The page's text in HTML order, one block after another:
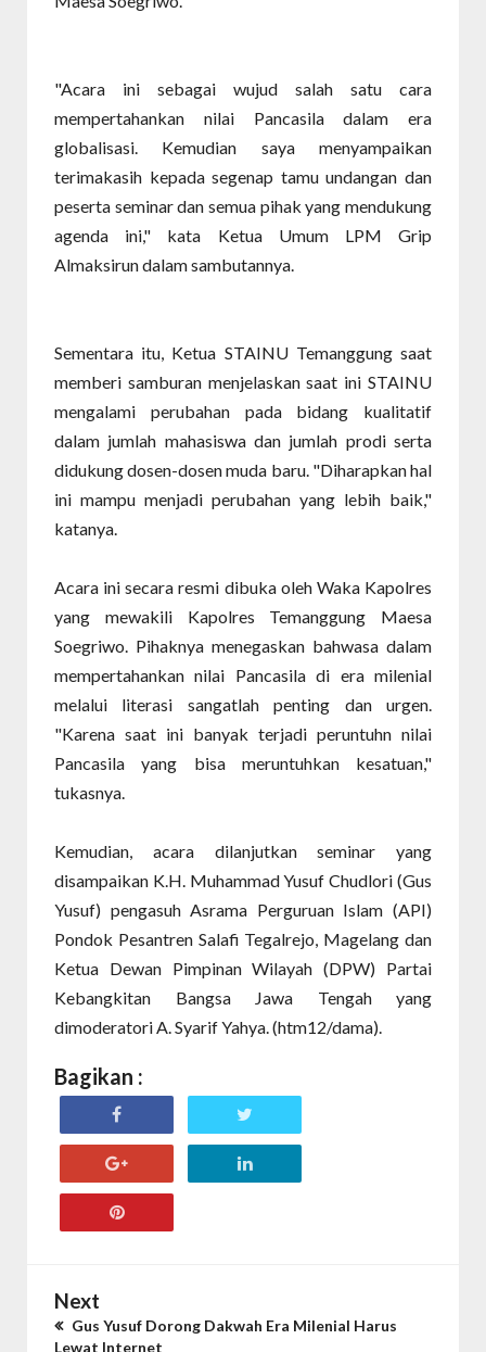
"Acara ini sebagai wujud salah satu cara
mempertahankan nilai Pancasila dalam era
globalisasi. Kemudian saya menyampaikan
terimakasih kepada segenap tamu undangan dan
peserta seminar dan semua pihak yang mendukung
agenda ini," kata Ketua Umum LPM Grip
Almaksirun dalam sambutannya.
Sementara itu, Ketua STAINU Temanggung saat
memberi samburan menjelaskan saat ini STAINU
mengalami perubahan pada bidang kualitatif
dalam jumlah mahasiswa dan jumlah prodi serta
didukung dosen-dosen muda baru. "Diharapkan hal
ini mampu menjadi perubahan yang lebih baik,"
katanya.
Acara ini secara resmi dibuka oleh Waka Kapolres
yang mewakili Kapolres Temanggung Maesa
Soegriwo. Pihaknya menegaskan bahwasa dalam
mempertahankan nilai Pancasila di era milenial
melalui literasi sangatlah penting dan urgen.
"Karena saat ini banyak terjadi peruntuhn nilai
Pancasila yang bisa meruntuhkan kesatuan,"
tukasnya.
Kemudian, acara dilanjutkan seminar yang
disampaikan K.H. Muhammad Yusuf Chudlori (Gus
Yusuf) pengasuh Asrama Perguruan Islam (API)
Pondok Pesantren Salafi Tegalrejo, Magelang dan
Ketua Dewan Pimpinan Wilayah (DPW) Partai
Kebangkitan Bangsa Jawa Tengah yang
dimoderatori A. Syarif Yahya. (htm12/dama).
Bagikan :
Next
Gus Yusuf Dorong Dakwah Era Milenial Harus
Lewat Internet